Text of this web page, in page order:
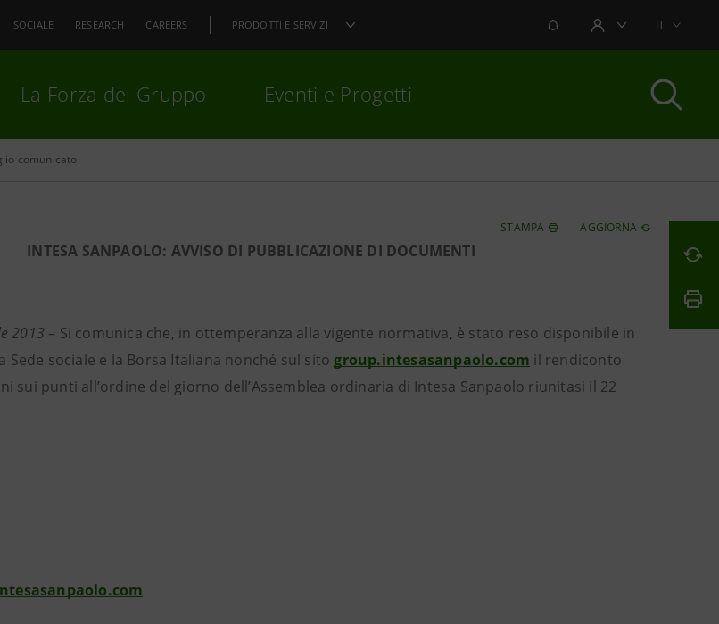
SOCIALE RESEARCH CAREERS PRODOTTI E SERVIZI NOTIFICHEAREA UTENTEIT
La Forza del Gruppo Eventi e Progetti
comunicato
STAMPA AGGIORNA
INTESA SANPAOLO: AVVISO DI PUBBLICAZIONE DI DOCUMENTI
2013 – Si comunica che, in ottemperanza alla vigente normativa, è stato reso disponibile in
Sede sociale e la Borsa Italiana nonché sul sito group.intesasanpaolo.com il rendiconto
sui punti all’ordine del giorno dell’Assemblea ordinaria di Intesa Sanpaolo riunitasi il 22